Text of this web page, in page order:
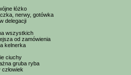
łóżko
nerwy, gotówka
delegacji
wszystkich
od zamówienia
kelnerka
ciuchy
gruba ryba
człowiek